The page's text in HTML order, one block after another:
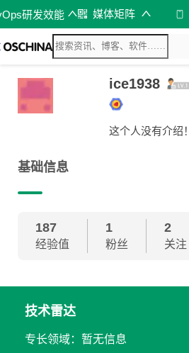
研发效能 媒体矩阵
ice1938
这个人没有介绍！
基础信息
187
经验值
1
粉丝
2
关注
技术雷达
专长领域：暂无信息